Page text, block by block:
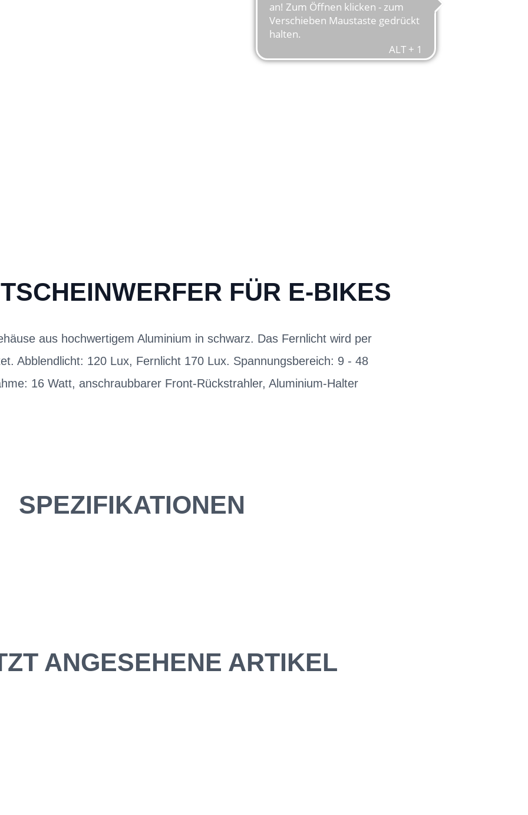
FÜR E-BIKES
aus hochwertigem Aluminium in schwarz. Das Fernlicht wird per
Abblendlicht: 120 Lux, Fernlicht 170 Lux. Spannungsbereich: 9 - 48
16 Watt, anschraubbarer Front-Rückstrahler, Aluminium-Halter
SPEZIFIKATIONEN
ANGESEHENE ARTIKEL